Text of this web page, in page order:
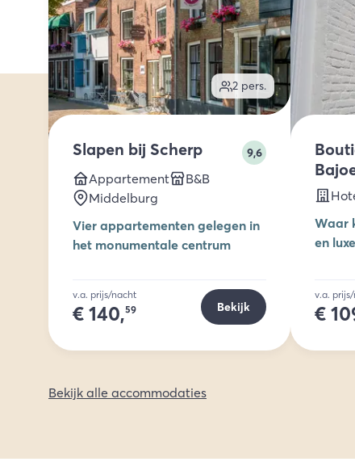
2 pers.
Slapen bij Scherp 9,6
Appartement
B&B
Middelburg
Vier appartementen gelegen in
het monumentale centrum
v.a. prijs/nacht
€ 140,59 Bekijk
Waar
en
v.a.
€
Bekijk alle accommodaties